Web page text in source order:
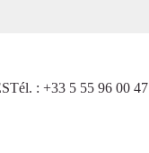
: +33 5 55 96 00 47